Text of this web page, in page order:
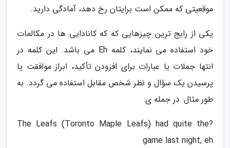
موقعیتی که ممکن است برایتان رخ دهد، آمادگی دارید.
یکی از رایج ترین چیزهایی که که کانادایی ها در مکالمات
خود استفاده می نمایند، کلمه Eh می باشد. این کلمه در
انتها جملات یا عبارات برای افزودن تأکید، ابراز موافقت یا
پرسیدن یک سؤال و نظر شخص مقابل استفاده می گردد. به
طور مثال: در جمله ی:
?The Leafs (Toronto Maple Leafs) had quite the
game last night, eh